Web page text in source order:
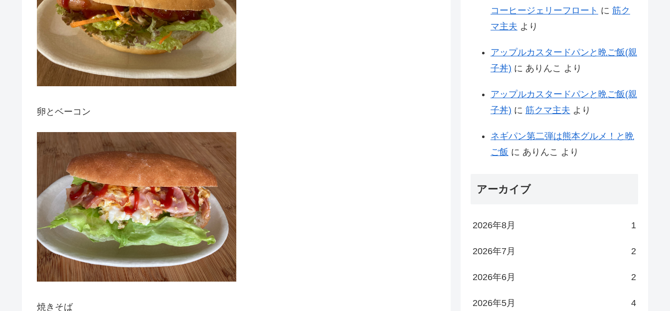
卵とベーコン
焼きそば
コーヒージェリーフロート に 筋ク
マ主夫 より
アップルカスタードパンと晩ご飯(親
子丼) に ありんこ より
アップルカスタードパンと晩ご飯(親
子丼) に 筋クマ主夫 より
ネギパン第二弾は熊本グルメ！と晩
ご飯 に ありんこ より
アーカイブ
2026年8月 1
2026年7月 2
2026年6月 2
2026年5月 4